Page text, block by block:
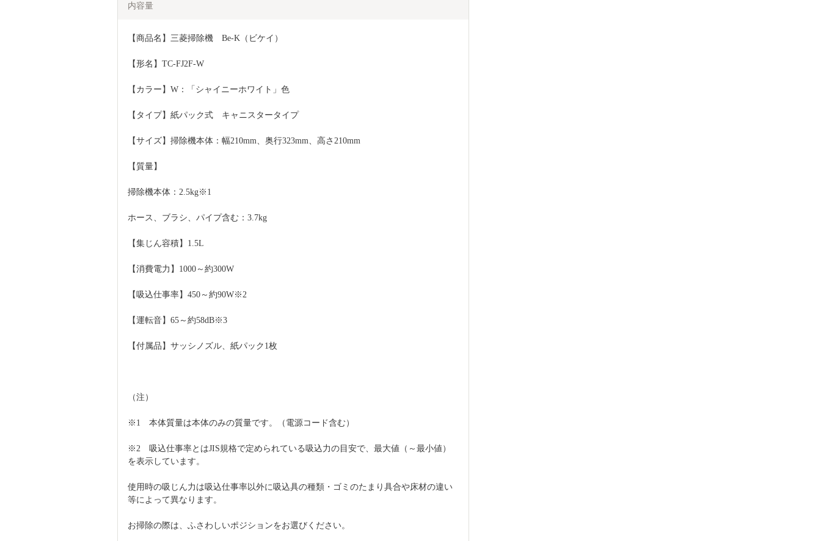
内容量
【商品名】三菱掃除機　Be-K（ビケイ）
【形名】TC-FJ2F-W
【カラー】W：「シャイニーホワイト」色
【タイプ】紙パック式　キャニスタータイプ
【サイズ】掃除機本体：幅210mm、奥行323mm、高さ210mm
【質量】
掃除機本体：2.5kg※1
ホース、ブラシ、パイプ含む：3.7kg
【集じん容積】1.5L
【消費電力】1000～約300W
【吸込仕事率】450～約90W※2
【運転音】65～約58dB※3
【付属品】サッシノズル、紙パック1枚
（注）
※1　本体質量は本体のみの質量です。（電源コード含む）
※2　吸込仕事率とはJIS規格で定められている吸込力の目安で、最大値（～最小値）
を表示しています。
使用時の吸じん力は吸込仕事率以外に吸込具の種類・ゴミのたまり具合や床材の違い
等によって異なります。
お掃除の際は、ふさわしいポジションをお選びください。